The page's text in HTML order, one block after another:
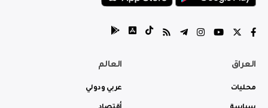
العراق
محليات
العالم
عربي ودولي